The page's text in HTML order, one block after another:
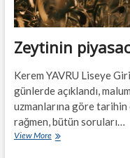
Zeytinin
Kerem YAVRU Liseye
günlerde açıklandı,
uzmanlarına göre tarihin
rağmen, bütün soruları…
View MoreZeytinin